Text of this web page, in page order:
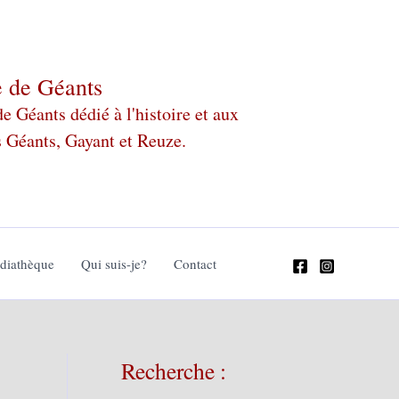
Géants
Géants dédié à l'histoire et aux
Gayant et Reuze.
Qui suis-je? Contact
Recherche :